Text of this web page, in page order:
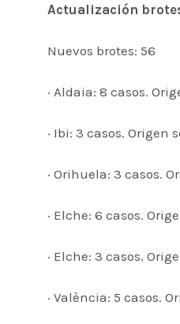
Actualización
Nuevos brotes: 56
· Aldaia: 8 casos.
· Ibi: 3 casos. Origen
· Orihuela: 3 casos.
· Elche: 6 casos.
· Elche: 3 casos.
· València: 5 casos.